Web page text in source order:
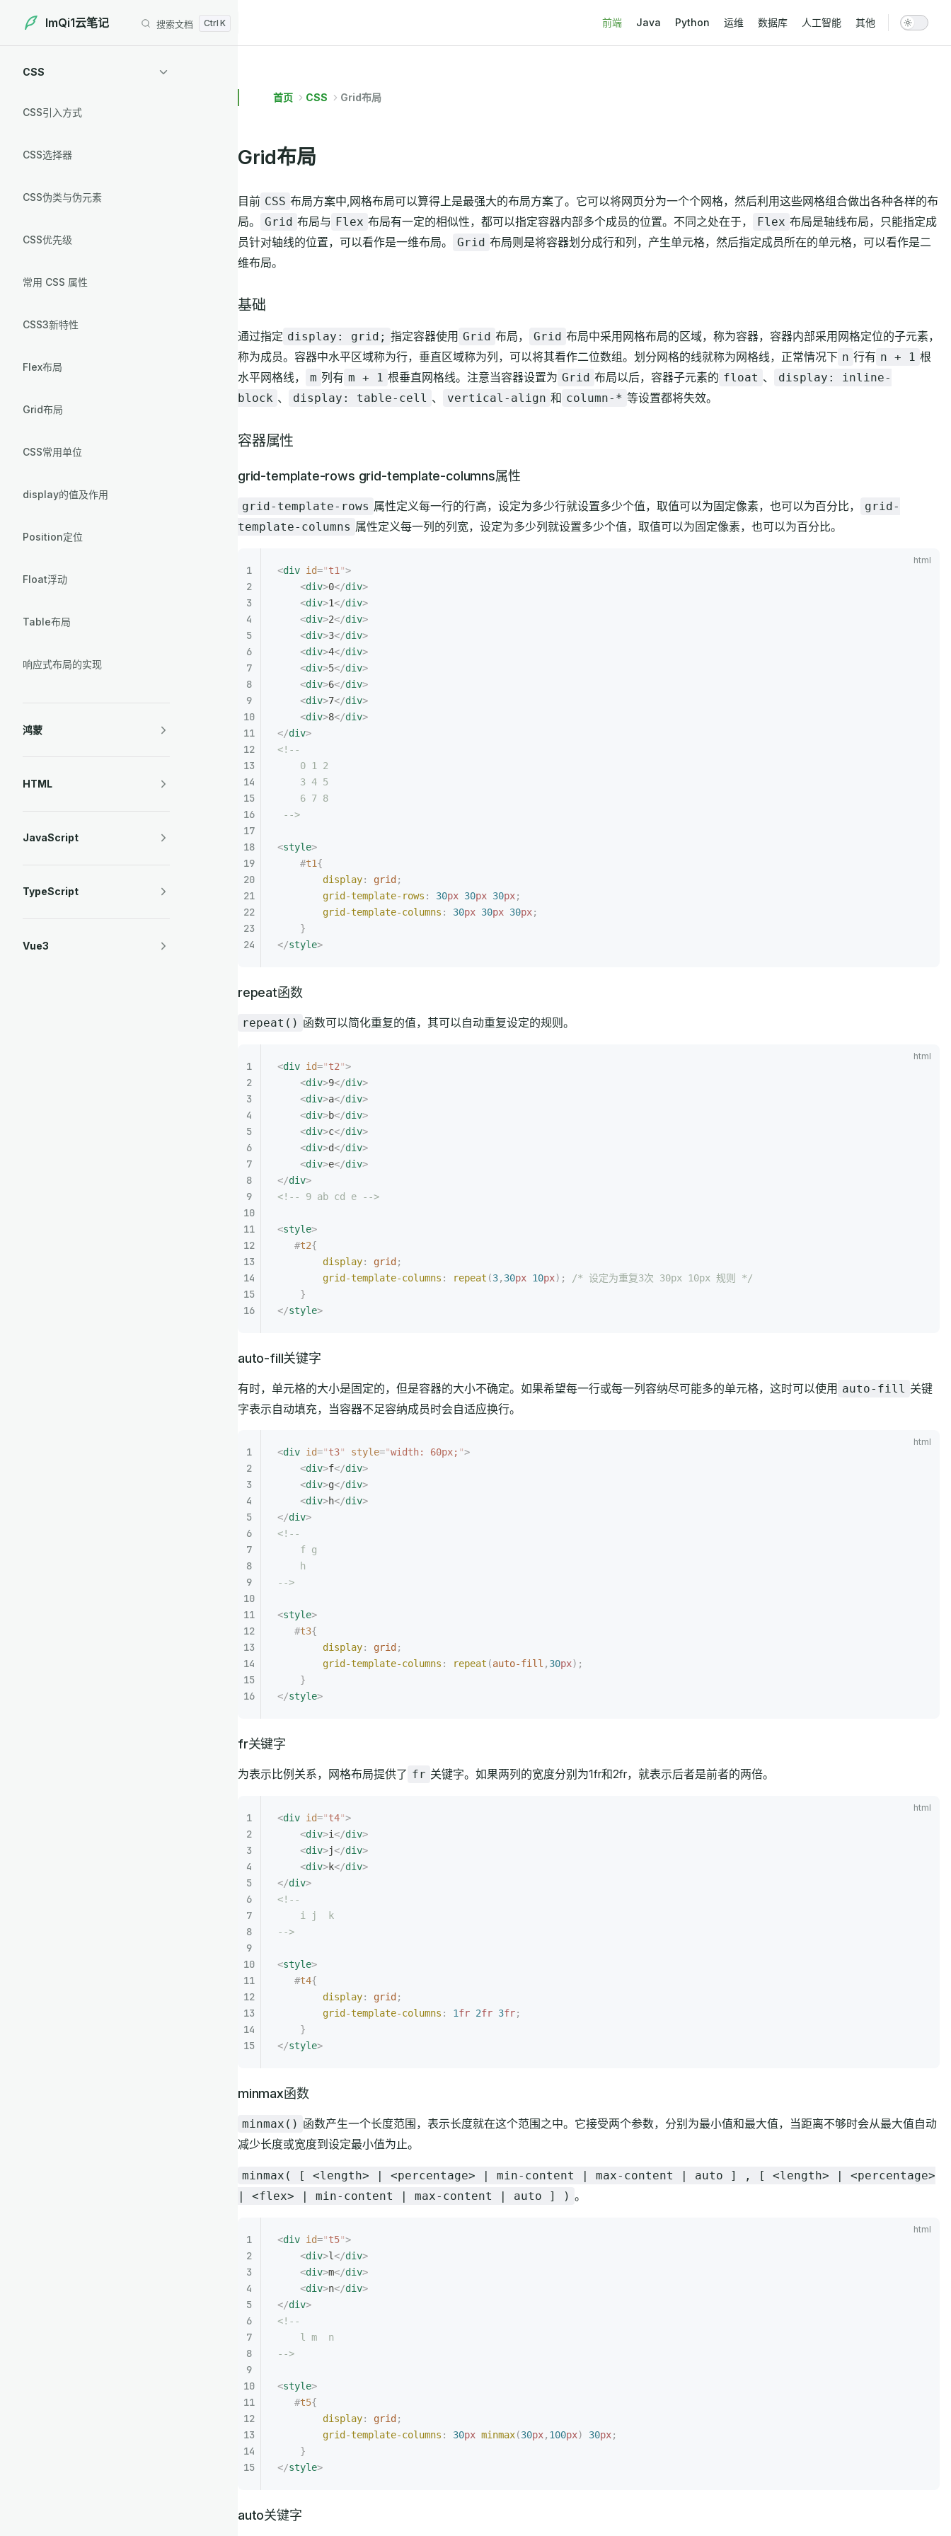
Skip to content
ImQi1云笔记 搜索文档 前端 Java Python 运维 数据库 人工智能 其他
CSS
CSS引入方式
CSS选择器
CSS伪类与伪元素
CSS优先级
常用 CSS 属性
CSS3新特性
Flex布局
Grid布局
CSS常用单位
display的值及作用
Position定位
Float浮动
Table布局
响应式布局的实现
鸿蒙
HTML
JavaScript
TypeScript
Vue3
首页 CSS Grid布局
Grid布局
目前 CSS 布局方案中,网格布局可以算得上是最强大的布局方案了。它可以将网页分为一个个网格，然后利用这些网格组合做出各种各样的布
局。
Grid 布局与 Flex 布局有一定的相似性，都可以指定容器内部多个成员的位置。不同之处在于， Flex 布局是轴线布局，只能指定成
员针对轴线的位置，可以看作是一维布局。
Grid 布局则是将容器划分成行和列，产生单元格，然后指定成员所在的单元格，可以看作是二
维布局。
基础
通过指定 display: grid; 指定容器使用 Grid 布局， Grid 布局中采用网格布局的区域，称为容器，容器内部采用网格定位的子元素，
称为成员。容器中水平区域称为行，垂直区域称为列，可以将其看作二位数组。划分网格的线就称为网格线，正常情况下 n 行有 n + 1 根
水平网格线，
m 列有 m + 1 根垂直网格线。注意当容器设置为 Grid 布局以后，容器子元素的 float 、
display: inline-
block 、 display: table-cell 、 vertical-align 和 column-* 等设置都将失效。
容器属性
grid-template-rows grid-template-columns属性
grid-template-rows 属性定义每一行的行高，设定为多少行就设置多少个值，取值可以为固定像素，也可以为百分比，
grid-
template-columns 属性定义每一列的列宽，设定为多少列就设置多少个值，取值可以为固定像素，也可以为百分比。
<div id="t1 ">
    <
div>0</div>
    <
div>1</div>
    <
div>2</div>
    <
div>3</div>
    <
div>4</div>
    <
div>5</div>
    <
div>6</div>
    <
div>7</div>
    <
div>8</div>
</div>
<!--
    0 1 2
    3 4 5
    6 7 8
-->
<style>
    #
t1{
        display
: grid ;
        grid-template-rows
: 30px 30px 30px;
        grid-template-columns
: 30px 30px 30px;
    }
</style>
repeat函数
repeat() 函数可以简化重复的值，其可以自动重复设定的规则。
<div id="t2">
    <
div>9</div>
    <
div>a</div>
    <
div>b</div>
    <
div>c</div>
    <
div>d</div>
    <
div>e</div>
</div>
<!-- 9 ab cd e -->
<style>
   #
t2{
        display
: grid ;
        grid-template-columns
: repeat (3, 30px 10px);
/* 设定为重复3次 30px 10px 规则 */
    }
</style>
auto-fill关键字
有时，单元格的大小是固定的，但是容器的大小不确定。如果希望每一行或每一列容纳尽可能多的单元格，这时可以使用 auto-fill 关键
字表示自动填充，当容器不足容纳成员时会自适应换行。
<div id="t3" style="width: 60px; ">
    <
div>f</div>
    <
div>g</div>
    <
div>h</div>
</div>
<!--
    f g
    h
-->
<style>
   #
t3{
        display
: grid ;
        grid-template-columns
: repeat (auto-fill , 30px);
    }
</style>
fr关键字
为表示比例关系，网格布局提供了 fr 关键字。如果两列的宽度分别为1fr和2fr，就表示后者是前者的两倍。
<div id="t4">
    <
div>i</div>
    <
div>j</div>
    <
div>k</div>
</div>
<!--
    i j  k
-->
<style>
   #
t4{
        display
: grid ;
        grid-template-columns
: 1fr 2fr 3fr;
    }
</style>
minmax函数
minmax() 函数产生一个长度范围，表示长度就在这个范围之中。它接受两个参数，分别为最小值和最大值，当距离不够时会从最大值自动
减少长度或宽度到设定最小值为止。
minmax( [ <length> | <percentage> | min-content | max-content | auto ] , [ <length> | <percentage>
| <flex> | min-content | max-content | auto ] ) 。
<div id="t5">
    <
div>l</div>
    <
div>m</div>
    <
div>n</div>
</div>
<!--
    l m  n
-->
<style>
   #
t5{
        display
: grid ;
        grid-template-columns
: 30px minmax(30px, 100px) 30px;
    }
</style>
auto关键字